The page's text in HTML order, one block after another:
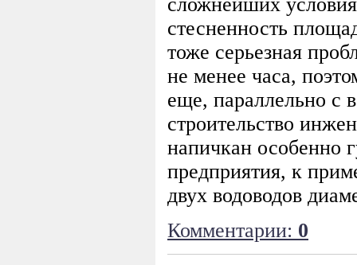
стесненность
тоже серьезная
не менее часа,
еще, параллельно с
строительство
напичкан особенно
предприятия, к
двух водоводов
Комментарии: 0